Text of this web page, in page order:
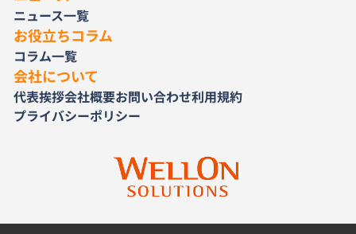
ニュース一覧
お役立ちコラム
コラム一覧
会社について
代表挨拶会社概要お問い合わせ利用規約
プライバシーポリシー